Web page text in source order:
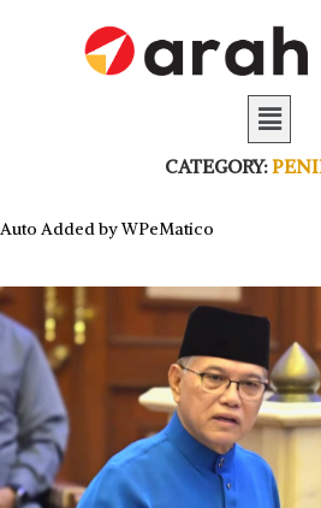
CATEGORY:
Auto Added by WPeMatico